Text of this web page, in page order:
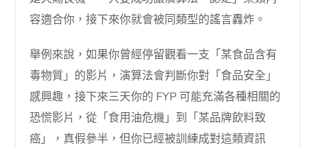
容適合你，接下來你就會被同類型的謠言轟炸。
舉例來說，如果你曾經停留觀看一支「某食品含有
毒物質」的影片，演算法會判斷你對「食品安全」
感興趣，接下來三天你的 FYP 可能充滿各種相關的
恐慌影片，從「食用油危機」到「某品牌飲料致
癌」，真假參半，但你已經被訓練成對這類資訊